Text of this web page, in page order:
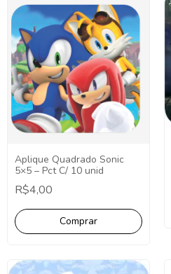
Aplique Quadrado Sonic
5×5 – Pct C/ 10 unid
R$4,00